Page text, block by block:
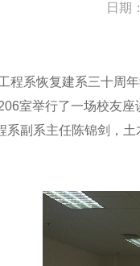
日期
系恢复建系三十周年
室举行了一场校友
副系主任陈锦剑，